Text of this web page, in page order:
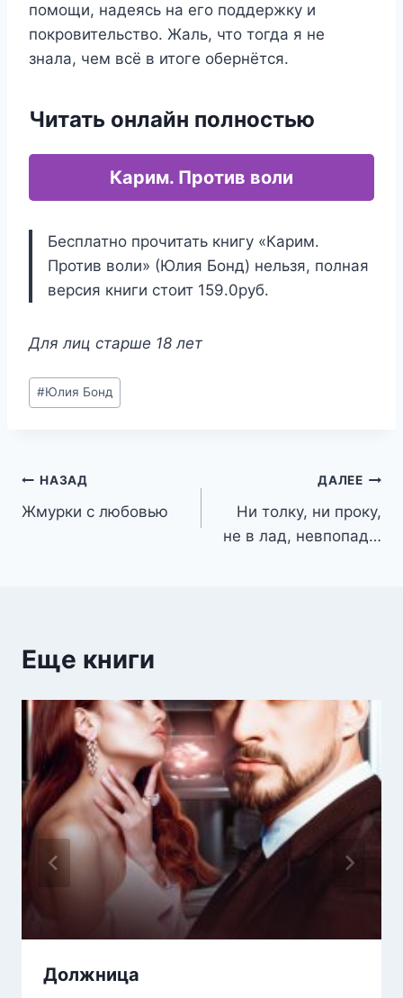
помощи, надеясь на его поддержку и
покровительство. Жаль, что тогда я не
знала, чем всё в итоге обернётся.
Читать онлайн полностью
Карим. Против воли
Бесплатно прочитать книгу «Карим.
Против воли» (Юлия Бонд) нельзя, полная
версия книги стоит 159.0руб.
Для лиц старше 18 лет
Метки
записи:
#Юлия Бонд
Навигация
по
НАЗАД
Жмурки с любовью
ДАЛЕЕ
Ни толку, ни проку,
не в лад, невпопад…
Еще книги
Должница